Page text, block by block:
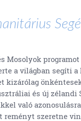
Mosolyok
a világban segíti
kizárólag
és új
való
reményt szeretne